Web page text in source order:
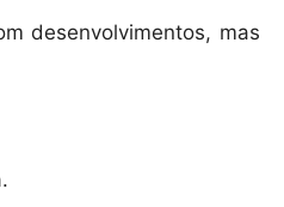
desenvolvimentos, mas